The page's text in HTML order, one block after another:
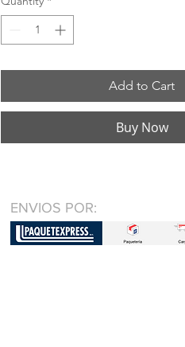
Add to Cart
Buy Now
ENVIOS POR: